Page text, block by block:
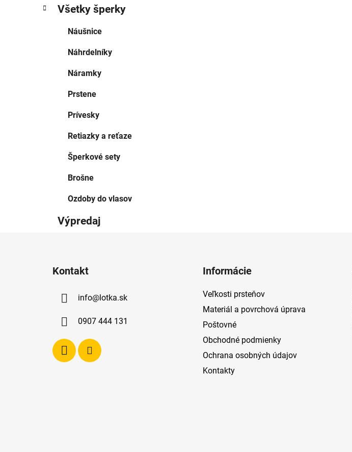
Všetky šperky
Náušnice
Náhrdelníky
Náramky
Prstene
Prívesky
Retiazky a reťaze
Šperkové sety
Brošne
Ozdoby do vlasov
Výpredaj
Kontakt
info@lotka.sk
0907 444 131
Informácie
Veľkosti prsteňov
Materiál a povrchová úprava
Poštovné
Obchodné podmienky
Ochrana osobných údajov
Kontakty